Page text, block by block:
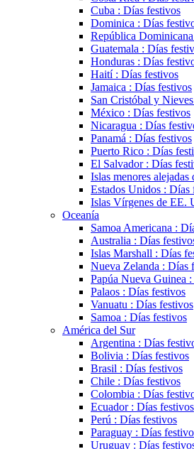
Cuba : Días festivos
Dominica : Días
República
Guatemala : Días
Honduras : Días
Haití : Días festivos
Jamaica : Días festivos
San Cristóbal y
México : Días festivos
Nicaragua : Días
Panamá : Días festivos
Puerto Rico : Días
El Salvador : Días
Islas menores
Estados Unidos : Días
Islas Vírgenes de EE.
Oceanía
Samoa Americana :
Australia : Días
Islas Marshall : Días
Nueva Zelanda : Días
Papúa Nueva Guinea
Palaos : Días festivos
Vanuatu : Días festivos
Samoa : Días festivos
América del Sur
Argentina : Días
Bolivia : Días festivos
Brasil : Días festivos
Chile : Días festivos
Colombia : Días
Ecuador : Días festivos
Perú : Días festivos
Paraguay : Días
Uruguay : Días